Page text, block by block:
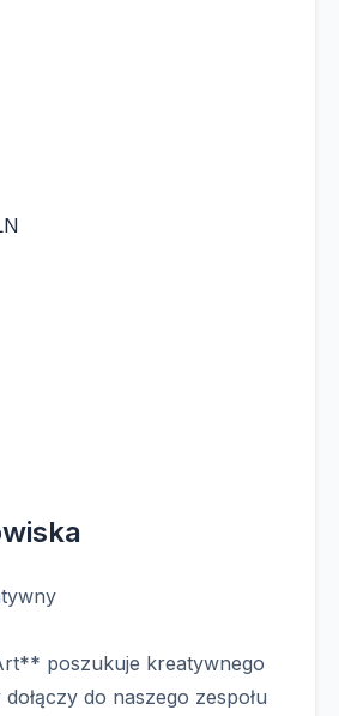
poszukuje kreatywnego
do naszego zespołu